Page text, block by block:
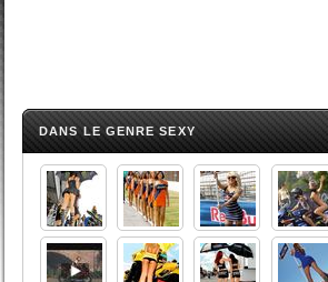
DANS LE GENRE SEXY